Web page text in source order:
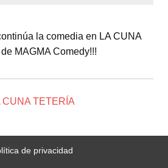
la comedia en LA CUNA
MAGMA Comedy!!!
CUNA TETERÍA
de privacidad